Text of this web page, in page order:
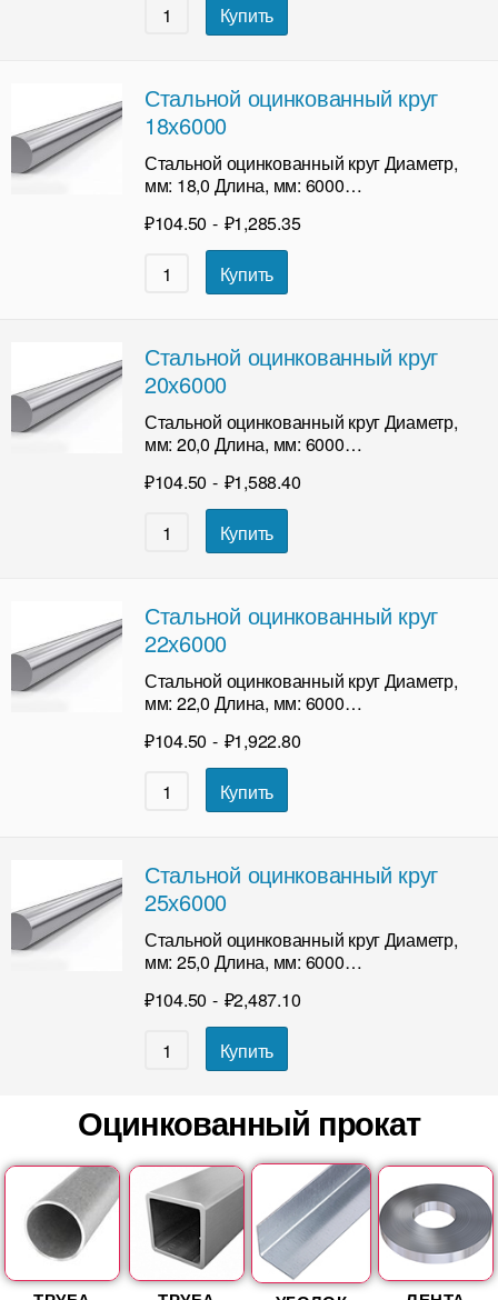
Купить
Стальной оцинкованный круг
18х6000
Стальной оцинкованный круг Диаметр,
мм: 18,0 Длина, мм: 6000…
₽104.50 - ₽1,285.35
Купить
Стальной оцинкованный круг
20х6000
Стальной оцинкованный круг Диаметр,
мм: 20,0 Длина, мм: 6000…
₽104.50 - ₽1,588.40
Купить
Стальной оцинкованный круг
22х6000
Стальной оцинкованный круг Диаметр,
мм: 22,0 Длина, мм: 6000…
₽104.50 - ₽1,922.80
Купить
Стальной оцинкованный круг
25х6000
Стальной оцинкованный круг Диаметр,
мм: 25,0 Длина, мм: 6000…
₽104.50 - ₽2,487.10
Купить
Оцинкованный прокат